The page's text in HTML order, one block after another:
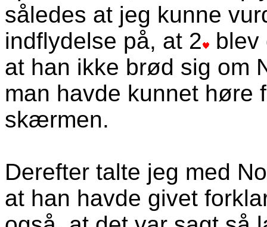
således at jeg kunne
indflydelse på, at 2
at han ikke brød sig om
man havde kunnet høre
skærmen.
Derefter talte jeg med
at han havde givet